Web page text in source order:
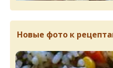
Новые фото к